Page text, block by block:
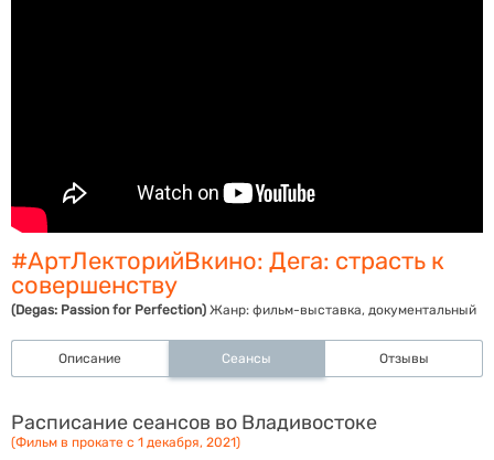
#АртЛекторийВкино: Дега: страсть к
совершенству
(Degas: Passion for Perfection) Жанр: фильм-выставка, документальный
Описание Сеансы Отзывы
Расписание сеансов во Владивостоке
(Фильм в прокате с 1 декабря, 2021)